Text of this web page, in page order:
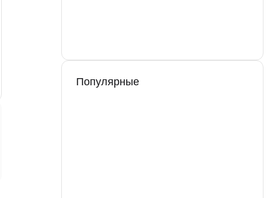
Популярные